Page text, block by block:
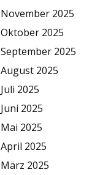
November 2025
Oktober 2025
September 2025
August 2025
Juli 2025
Juni 2025
Mai 2025
April 2025
März 2025